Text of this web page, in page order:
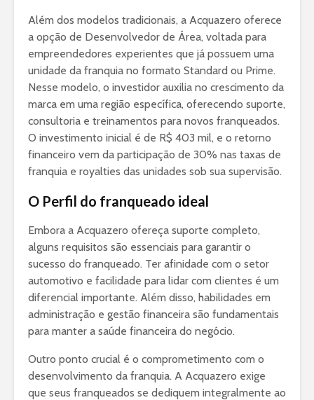
Além dos modelos tradicionais, a Acquazero oferece
a opção de Desenvolvedor de Área, voltada para
empreendedores experientes que já possuem uma
unidade da franquia no formato Standard ou Prime.
Nesse modelo, o investidor auxilia no crescimento da
marca em uma região específica, oferecendo suporte,
consultoria e treinamentos para novos franqueados.
O investimento inicial é de R$ 403 mil, e o retorno
financeiro vem da participação de 30% nas taxas de
franquia e royalties das unidades sob sua supervisão.
O Perfil do franqueado ideal
Embora a Acquazero ofereça suporte completo,
alguns requisitos são essenciais para garantir o
sucesso do franqueado. Ter afinidade com o setor
automotivo e facilidade para lidar com clientes é um
diferencial importante. Além disso, habilidades em
administração e gestão financeira são fundamentais
para manter a saúde financeira do negócio.
Outro ponto crucial é o comprometimento com o
desenvolvimento da franquia. A Acquazero exige
que seus franqueados se dediquem integralmente ao